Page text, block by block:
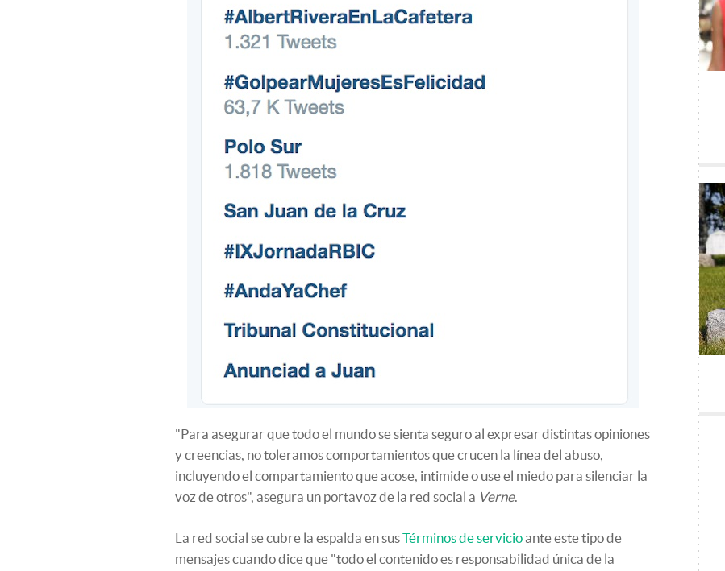
"Para asegurar que todo el mundo se sienta seguro al expresar distintas opiniones
y creencias, no toleramos comportamientos que crucen la línea del abuso,
incluyendo el compartamiento que acose, intimide o use el miedo para silenciar la
voz de otros", asegura un portavoz de la red social a Verne.
La red social se cubre la espalda en susTérminos de servicioante este tipo de
mensajes cuando dice que "todo el contenido es responsabilidad única de la